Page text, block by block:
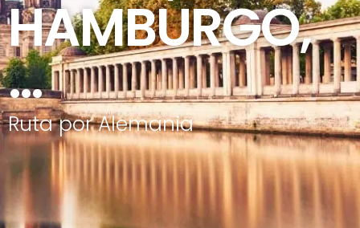
HAMBURGO,
…
Ruta por Alemania